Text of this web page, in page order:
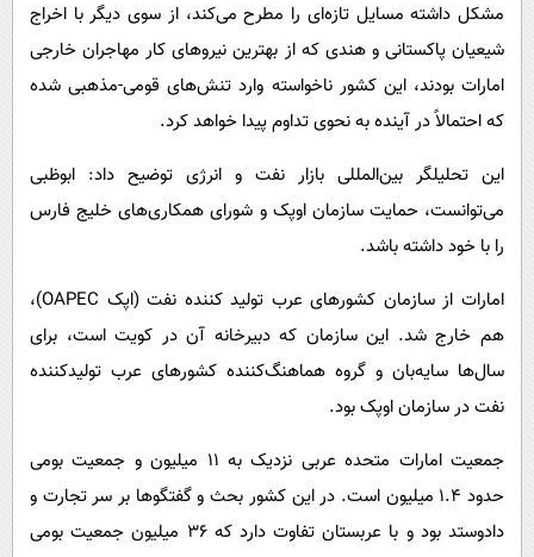
مشکل داشته مسایل تازه‌ای را مطرح می‌کند، از سوی دیگر با اخراج
شیعیان پاکستانی و هندی که از بهترین نیروهای کار مهاجران خارجی
امارات بودند، این کشور ناخواسته وارد تنش‌های قومی-مذهبی شده
که احتمالاً در آینده به نحوی تداوم پیدا خواهد کرد.
این تحلیلگر بین‌المللی بازار نفت و انرژی توضیح داد: ابوظبی
می‌توانست، حمایت سازمان اوپک و شورای همکاری‌های خلیج فارس
را با خود داشته باشد.
امارات از سازمان کشورهای عرب تولید کننده نفت (اپک OAPEC)،
هم خارج شد. این سازمان که دبیرخانه آن در کویت است، برای
سال‌ها سایه‌بان و گروه هماهنگ‌کننده کشورهای عرب تولیدکننده
نفت در سازمان اوپک بود.
جمعیت امارات متحده عربی نزدیک به ۱۱ میلیون و جمعیت بومی
حدود ۱.۴ میلیون است. در این کشور بحث و گفتگوها بر سر تجارت و
دادوستد بود و با عربستان تفاوت دارد که ۳۶ میلیون جمعیت بومی